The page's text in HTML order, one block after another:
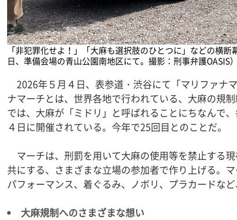
「非犯罪化せよ！」「大麻も選択肢のひとつに」などの横
日、準備会場の青山公園南地区にて。撮影：刑事弁護OASIS）
2026年５月４日、表参道・渋谷にて「マリファナ
ナマーチとは、世界各地で行われている、大麻の規
では、大麻が「ミドリ」と呼ばれることにちなんで
４日に開催されている。今年で25回目とのことだ。
マーチは、刑罰を用いて大麻の使用等を禁止する
共にする、さまざまな立場の参加者で作り上げる。
パフォーマンス、着ぐるみ、ノボリ、プラカードなど
大麻規制へのさまざまな想い